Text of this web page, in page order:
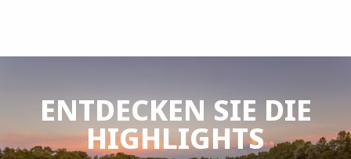
ENTDECKEN SIE DIE
HIGHLIGHTS